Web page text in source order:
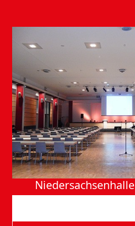
Nieder­sachsen­halle